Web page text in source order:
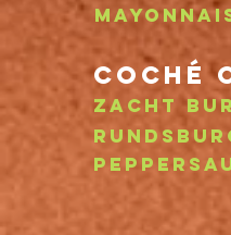
Coché
Zacht
runds